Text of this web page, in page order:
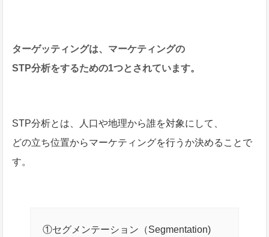
ターゲッティングは、マーケティングの
STP分析をするための1つとされています。
STP分析とは、人口や地理から誰を対象にして、
どの立ち位置からマーケティングを行うか決めることで
す。
①セグメンテーション（Segmentation)